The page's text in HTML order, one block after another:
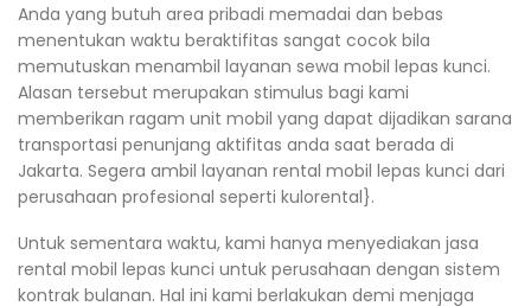
Anda yang butuh area pribadi memadai dan bebas
menentukan waktu beraktifitas sangat cocok bila
memutuskan menambil layanan sewa mobil lepas kunci.
Alasan tersebut merupakan stimulus bagi kami
memberikan ragam unit mobil yang dapat dijadikan sarana
transportasi penunjang aktifitas anda saat berada di
Jakarta. Segera ambil layanan rental mobil lepas kunci dari
perusahaan profesional seperti kulorental}.
Untuk sementara waktu, kami hanya menyediakan jasa
rental mobil lepas kunci untuk perusahaan dengan sistem
kontrak bulanan. Hal ini kami berlakukan demi menjaga